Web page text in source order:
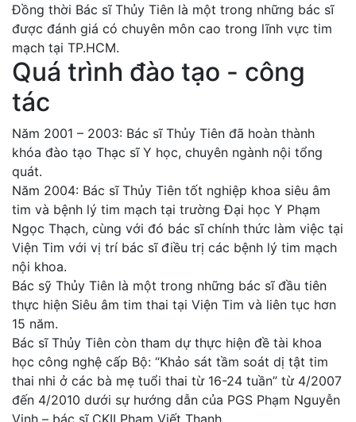
Đồng thời Bác sĩ Thủy Tiên là một trong những bác sĩ
được đánh giá có chuyên môn cao trong lĩnh vực tim
mạch tại TP.HCM.
Quá trình đào tạo - công
tác
Năm 2001 – 2003: Bác sĩ Thủy Tiên đã hoàn thành
khóa đào tạo Thạc sĩ Y học, chuyên ngành nội tổng
quát.
Năm 2004: Bác sĩ Thủy Tiên tốt nghiệp khoa siêu âm
tim và bệnh lý tim mạch tại trường Đại học Y Phạm
Ngọc Thạch, cùng với đó bác sĩ chính thức làm việc tại
Viện Tim với vị trí bác sĩ điều trị các bệnh lý tim mạch
nội khoa.
Bác sỹ Thủy Tiên là một trong những bác sĩ đầu tiên
thực hiện Siêu âm tim thai tại Viện Tim và liên tục hơn
15 năm.
Bác sĩ Thủy Tiên còn tham dự thực hiện đề tài khoa
học công nghệ cấp Bộ: “Khảo sát tầm soát dị tật tim
thai nhi ở các bà mẹ tuổi thai từ 16-24 tuần” từ 4/2007
đến 4/2010 dưới sự hướng dẫn của PGS Phạm Nguyễn
Vinh – bác sĩ CKII Phạm Viết Thanh.